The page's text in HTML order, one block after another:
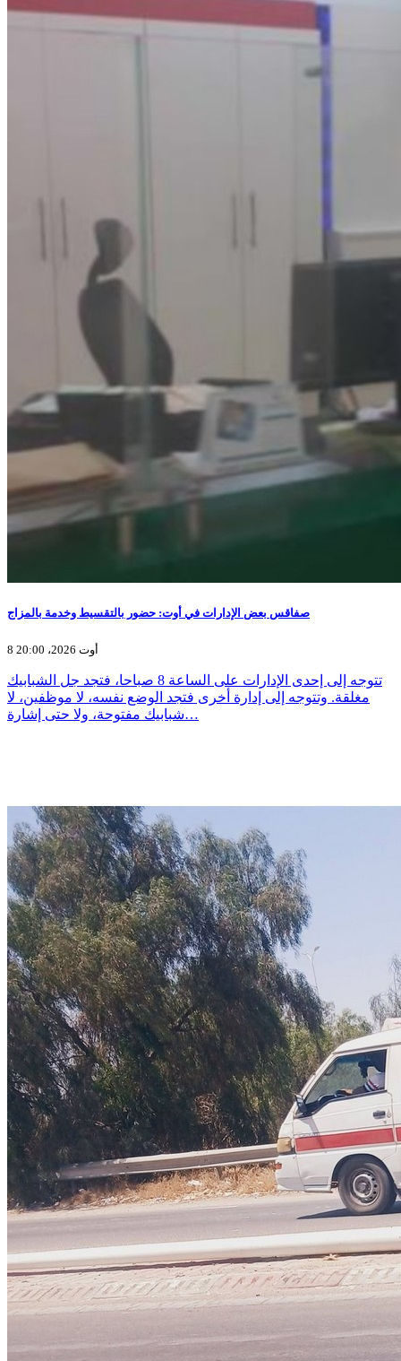
صفاقس بعض الإدارات في أوت: حضور بالتقسيط وخدمة بالمزاج
8 أوت 2026، 20:00
تتوجه إلى إحدى الإدارات على الساعة 8 صباحا، فتجد جل الشبابيك
مغلقة. وتتوجه إلى إدارة أخرى فتجد الوضع نفسه، لا موظفين، لا
شبابيك مفتوحة، ولا حتى إشارة…